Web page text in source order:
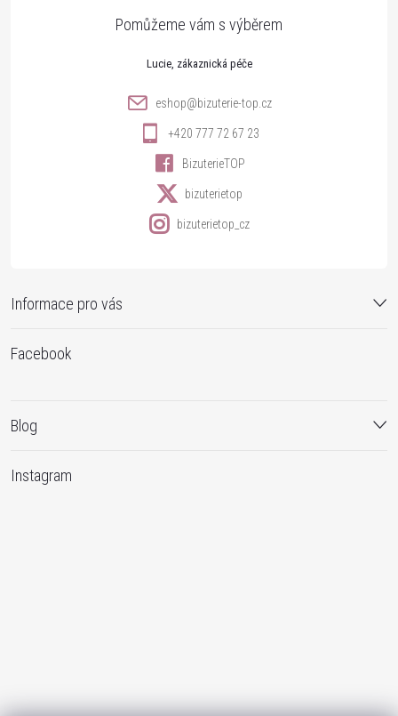
Informace pro vás
Lucie
eshop@bizuterie-top.cz
+420 777 72 67 23
BizuterieTOP
bizuterietop
bizuterietop_cz
Facebook
Blog
Instagram